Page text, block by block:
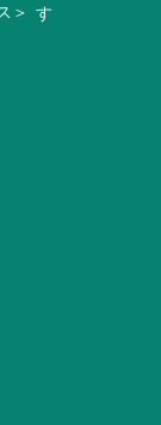
＞